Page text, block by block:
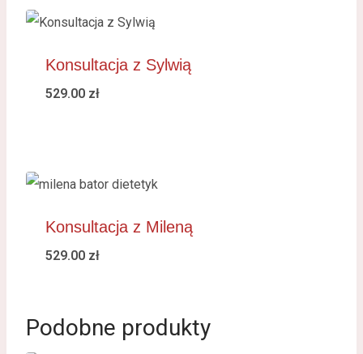
Konsultacja z Sylwią
529.00 zł
Konsultacja z Mileną
529.00 zł
Podobne produkty